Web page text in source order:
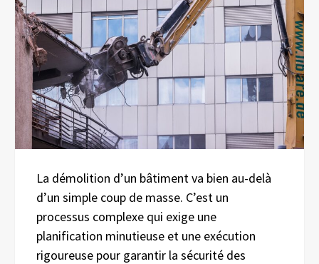
La démolition d’un bâtiment va bien au-delà
d’un simple coup de masse. C’est un
processus complexe qui exige une
planification minutieuse et une exécution
rigoureuse pour garantir la sécurité des